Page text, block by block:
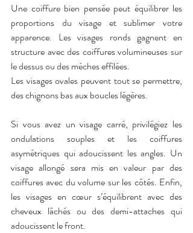
Une coiffure bien pensée peut équilibrer les
proportions du visage et sublimer votre
apparence. Les visages ronds gagnent en
structure avec des coiffures volumineuses sur
le dessus ou des mèches effilées.
Les visages ovales peuvent tout se permettre,
des chignons bas aux boucles légères.
Si vous avez un visage carré, privilégiez les
ondulations souples et les coiffures
asymétriques qui adoucissent les angles. Un
visage allongé sera mis en valeur par des
coiffures avec du volume sur les côtés. Enfin,
les visages en cœur s’équilibrent avec des
cheveux lâchés ou des demi-attaches qui
adoucissent le front.